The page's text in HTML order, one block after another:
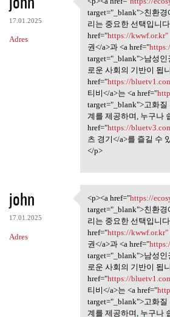
17.01.2025
Adres
<p><a
target="_blank">친환
리는 중요한 선택입니다
href="https://kwwf.or.kr"
권</a>과 <a href="
target="_blank">남성
로운 사회의 기반이 됩
href="https://
티비</a>는 <a href="
target="_blank">고화
계를 제공하며, 누구나
href="https://
츠 경기</a>를 즐길 수
</p>
john
17.01.2025
Adres
<p><a
<p><a href="https://
target="_blank">친환
리는 중요한 선택입니다
href="https://kwwf.or.kr"
권</a>과 <a href="
target="_blank">남성
로운 사회의 기반이 됩
href="https://
티비</a>는 <a href="
target="_blank">고화
계를 제공하며, 누구나